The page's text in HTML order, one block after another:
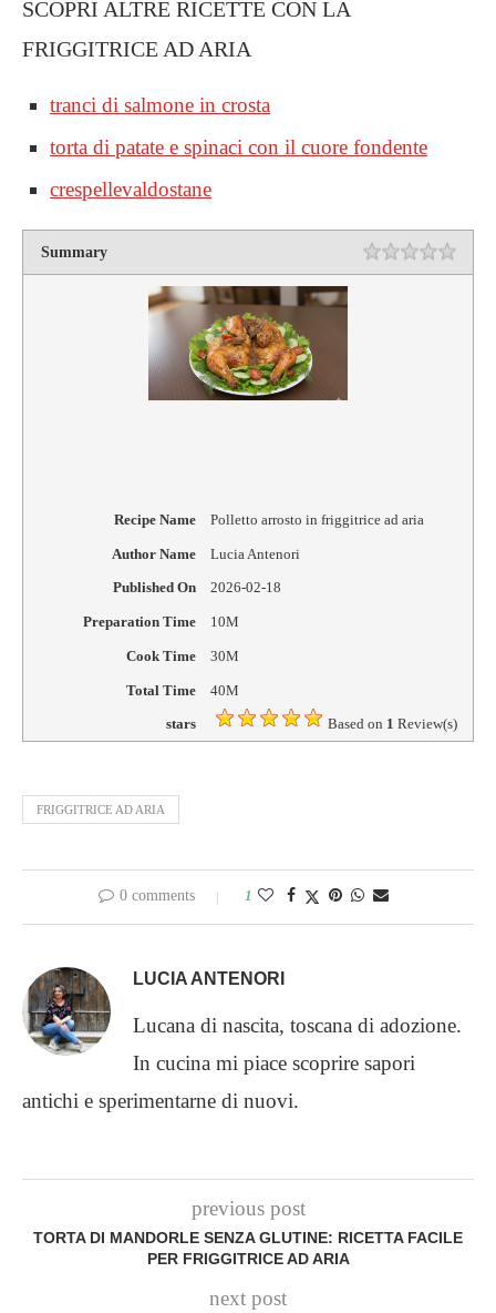
SCOPRI ALTRE RICETTE CON LA
FRIGGITRICE AD ARIA
tranci di salmone in crosta
torta di patate e spinaci con il cuore fondente
crespellevaldostane
Summary Rating
Recipe Name Polletto arrosto in friggitrice ad aria
Author Name Lucia Antenori
Published On 2026-02-18
Preparation Time 10M
Cook Time 30M
Total Time 40M
stars Based on 1 Review(s)
FRIGGITRICE AD ARIA
0 comments 1
LUCIA ANTENORI
Lucana di nascita, toscana di adozione.
In cucina mi piace scoprire sapori
antichi e sperimentarne di nuovi.
previous post
TORTA DI MANDORLE SENZA GLUTINE: RICETTA FACILE
PER FRIGGITRICE AD ARIA
next post